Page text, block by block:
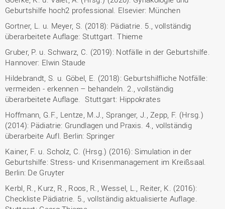
Geburtshilfe hoch2 professional. Elsevier: München
Gortner, L. u. Meyer, S. (2018): Pädiatrie. 5., vollständig
überarbeitete Auflage: Stuttgart. Thieme
Gruber, P. u. Schwarz, C. (2019): Notfälle in der Geburtshilfe.
Hannover: Elwin Staude
Hildebrandt, S. u. Göbel, E. (2018): Geburtshilfliche Notfälle:
vermeiden - erkennen – behandeln. 2., vollständig
überarbeitete Auflage. Stuttgart: Hippokrates
Hoffmann, G.F., Lentze, M.J., Spranger, J., Zepp, F. (Hrsg.)
(2014): Pädiatrie: Grundlagen und Praxis. 4., vollständig
überarbeite Aufl. Berlin: Springer
Kainer, F. u. Scholz, C. (Hrsg.) (2016): Simulation in der
Geburtshilfe: Stress- und Krisenmanagement im Kreißsaal.
Berlin: De Gruyter
Kerbl, R., Kurz, R., Roos, R., Wessel, L., Reiter, K. (2016):
Checkliste Pädiatrie. 5., vollständig aktualisierte Auflage.